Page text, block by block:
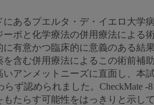
あるプエルタ・デ・イエロ大学
ボと化学療法の併用療法による
に有意かつ臨床的に意義のある結
を含む併用療法によるこの術前補
いアンメットニーズに直面し、本
ず認められました。CheckMate
たらす可能性をはっきりと示して